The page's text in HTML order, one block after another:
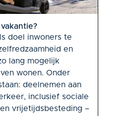
doel inwoners te
en
lang mogelijk
wonen. Onder
deelnemen aan
inclusief sociale
vrijetijdsbesteding –